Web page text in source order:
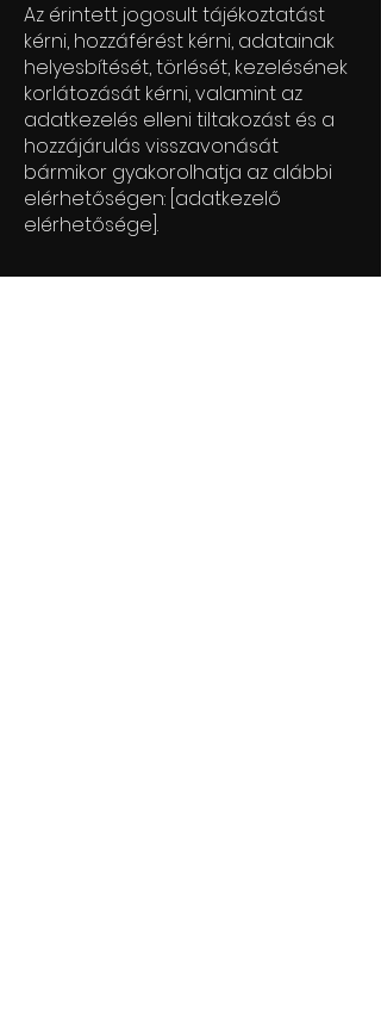
Az érintett jogosult tájékoztatást
kérni, hozzáférést kérni, adatainak
helyesbítését, törlését, kezelésének
korlátozását kérni, valamint az
adatkezelés elleni tiltakozást és a
hozzájárulás visszavonását
bármikor gyakorolhatja az alábbi
elérhetőségen: [adatkezelő
elérhetősége].